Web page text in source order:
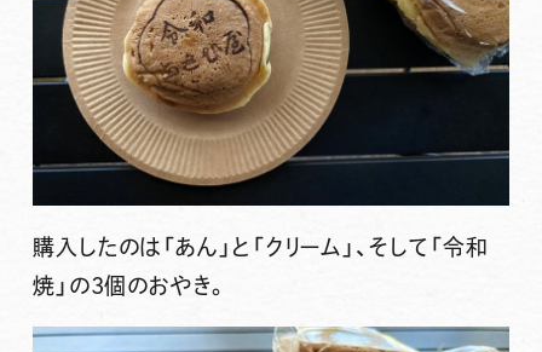
購入したのは 「あん」 と 「クリーム」 、そして 「令和
焼」 の3個のおやき。